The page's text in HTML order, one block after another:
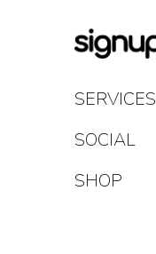
Content
SERVICES
SOCIAL
SHOP